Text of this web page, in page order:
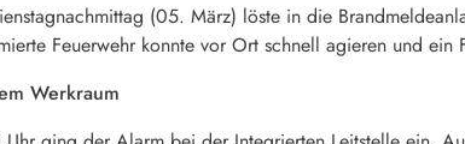
(05. März) löste in die
Feuerwehr konnte vor Ort schnell agieren und ein
Werkraum